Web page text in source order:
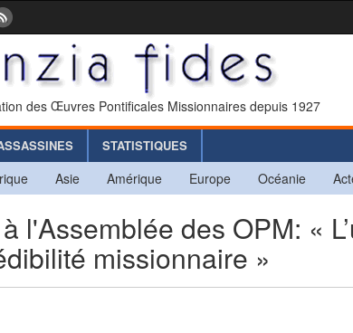
des Œuvres Pontificales Missionnaires depuis 1927
STATISTIQUES
Asie Amérique Europe Océanie
l'Assemblée des OPM: «
missionnaire »